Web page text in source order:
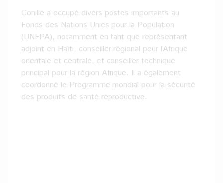
Conille a occupé divers postes importants au
Fonds des Nations Unies pour la Population
(UNFPA), notamment en tant que représentant
adjoint en Haïti, conseiller régional pour l’Afrique
orientale et centrale, et conseiller technique
principal pour la région Afrique. Il a également
coordonné le Programme mondial pour la sécurité
des produits de santé reproductive.